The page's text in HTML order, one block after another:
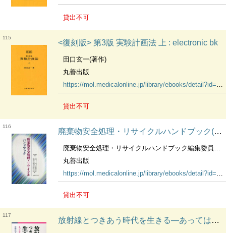
貸出不可
115
<復刻版> 第3版 実験計画法 上 : electronic bk
田口玄一(著作)
丸善出版
https://mol.medicalonline.jp/library/ebooks/detail?id=14607
貸出不可
116
廃棄物安全処理・リサイクルハンドブック(電子書籍版) : electronic bk
廃棄物安全処理・リサイクルハンドブック編集委員会(編)
丸善出版
https://mol.medicalonline.jp/library/ebooks/detail?id=14606
貸出不可
117
放射線とつきあう時代を生きる―あってはならない，なくてはならない放射線(電子書籍版) : electronic bk